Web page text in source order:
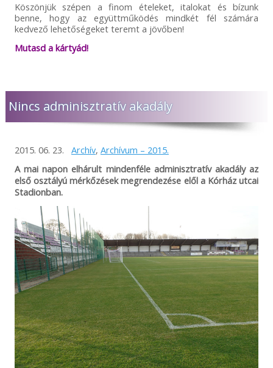
Köszönjük szépen a finom ételeket, italokat és bízunk
benne, hogy az együttműködés mindkét fél számára
kedvező lehetőségeket teremt a jövőben!
Mutasd a kártyád!
Nincs adminisztratív akadály
2015. 06. 23. Archív, Archívum – 2015.
A mai napon elhárult mindenféle adminisztratív akadály az
első osztályú mérkőzések megrendezése elől a Kórház utcai
Stadionban.